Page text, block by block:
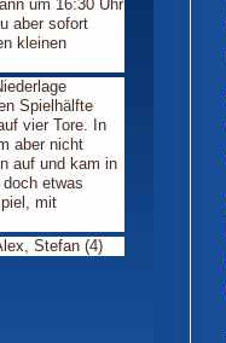
um 16:30 Uhr
aber sofort
kleinen
Spielhälfte
vier Tore. In
aber nicht
auf und kam in
etwas
mit
Stefan (4)